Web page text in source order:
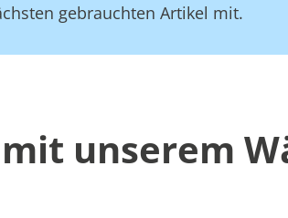
gebrauchten Artikel mit.
unserem